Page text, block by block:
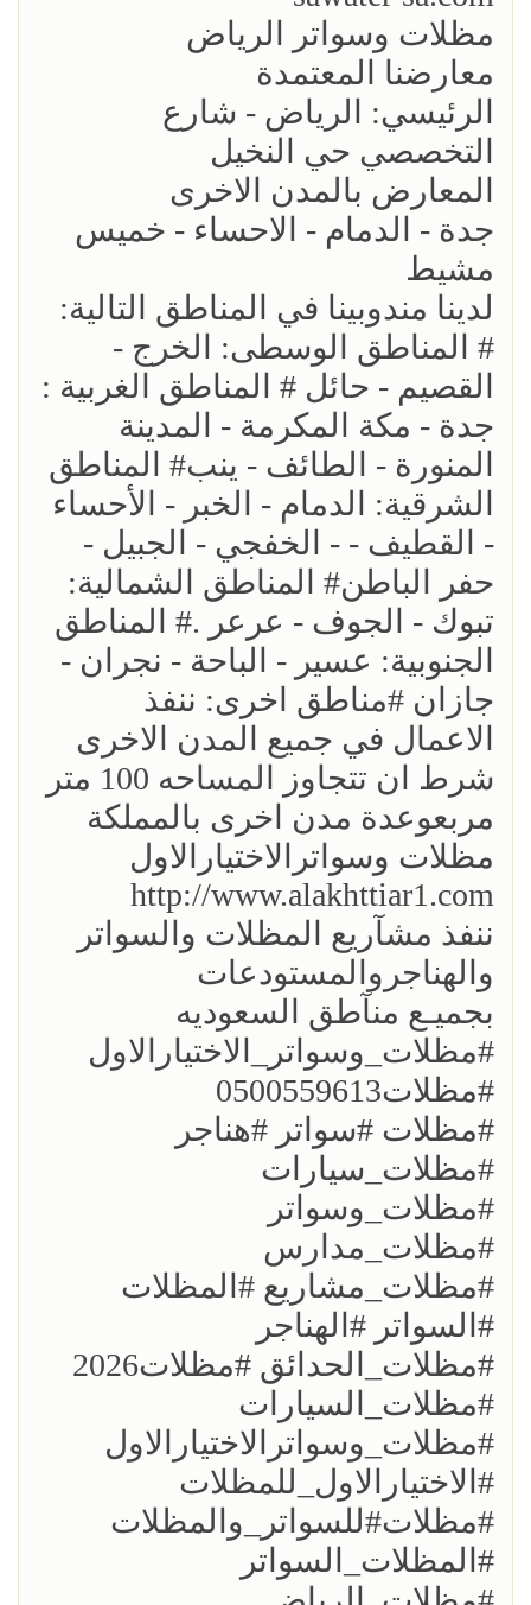
مظلات وسواتر الرياض
معارضنا المعتمدة
الرئيسي: الرياض - شارع
التخصصي حي النخيل
المعارض بالمدن الاخرى
جدة - الدمام - الاحساء - خميس
مشيط
لدينا مندوبينا في المناطق التالية:
# المناطق الوسطى: الخرج -
القصيم - حائل # المناطق الغربية :
جدة - مكة المكرمة - المدينة
المنورة - الطائف - ينب# المناطق
الشرقية: الدمام - الخبر - الأحساء
- القطيف - - الخفجي - الجبيل -
حفر الباطن# المناطق الشمالية:
تبوك - الجوف - عرعر .# المناطق
الجنوبية: عسير - الباحة - نجران -
جازان #مناطق اخرى: ننفذ
الاعمال في جميع المدن الاخرى
شرط ان تتجاوز المساحه 100 متر
مربعوعدة مدن اخرى بالمملكة
مظلات وسواترالاختيارالاول
http://www.alakhttiar1.com
ننفذ مشآريع المظلات والسواتر
والهناجروالمستودعات
بجميـع منآطق السعوديه
#مظلات_وسواتر_الاختيارالاول
#مظلات0500559613
#مظلات #سواتر #هناجر
#مظلات_سيارات
#مظلات_وسواتر
#مظلات_مدارس
#مظلات_مشاريع #المظلات
#السواتر #الهناجر
#مظلات_الحدائق #مظلات2026
#مظلات_السيارات
#مظلات_وسواترالاختيارالاول
#الاختيارالاول_للمظلات
#مظلات#للسواتر_والمظلات
#المظلات_السواتر